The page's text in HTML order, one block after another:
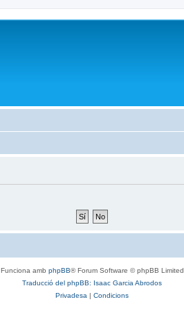
Funciona amb phpBB® Forum Software © phpBB Limited
Traducció del phpBB: Isaac Garcia Abrodos
Privadesa | Condicions